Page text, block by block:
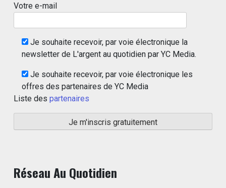
Votre e-mail
Je souhaite recevoir, par voie électronique la
newsletter de L'argent au quotidien par YC Media.
Je souhaite recevoir, par voie électronique les
offres des partenaires de YC Media
Liste des partenaires
Réseau Au Quotidien